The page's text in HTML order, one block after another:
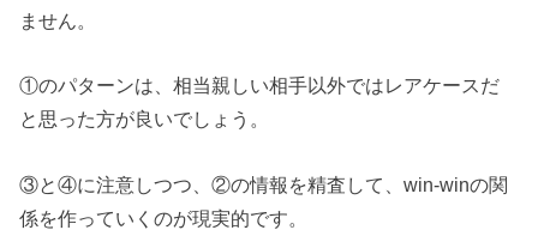
ません。
①のパターンは、相当親しい相手以外ではレアケースだ
と思った方が良いでしょう。
③と④に注意しつつ、②の情報を精査して、win-winの関
係を作っていくのが現実的です。